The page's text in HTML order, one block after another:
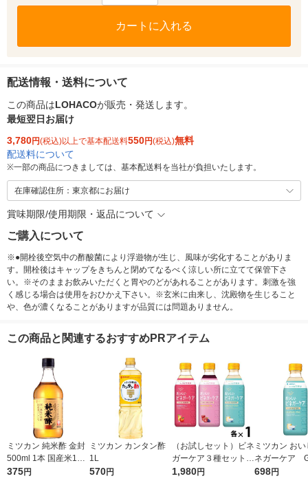
カートに入れる
配送情報・送料について
この商品はLOHACOが販売・発送します。
最短翌日お届け
3,780円(税込)以上で基本配送料550円(税込)無料
配送料について
※一部の商品につきましては、基本配送料を当社が負担いたします。
在庫確認住所：東京都にお届け
賞味期限/使用期限・返品について
ご購入について
※●開栓後空気中の酢酸菌により浮遊物が生じ、風味が劣化することがありま
す。開栓後はキャップをきちんと閉めてなるべく涼しい所に立てて保管下さ
い。※そのままお飲みいただくと胃やのどがあれることがあります。刺激を強
く感じる場合は使用をおひかえ下さい。※玄米に由来し、沈殿物を生じること
や、色が濃くなることがありますが品質には問題ありません。
この商品と関連するおすすめPRアイテム
ミツカン 純米酢 金封
500ml 1本 国産米10
0％ 米酢 食酢
375円
ミツカン カンタン酢
1L
570円
（お試しセット）ビネ
ガーケア３種セット
（乳酸菌＆りんご・セ
1,980円
ミツカン お
ネガーケア
ヨーグルト
698円